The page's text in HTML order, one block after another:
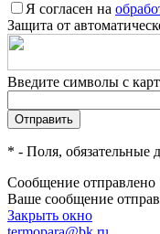
Я согласен на
Защита от
Введите символы с
* - Поля, обязательные
Сообщение отправлено
Ваше сообщение
Закрыть окно